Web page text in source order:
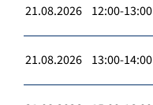
21.08.2026 12:00-13:00
21.08.2026 13:00-14:00